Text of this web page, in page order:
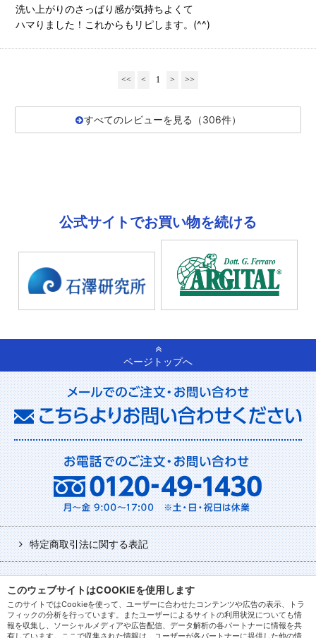
このウェブサイトはCOOKIEを使用します
このサイトではCookieを使って、ユーザーに合わせたコンテンツや広告の表示、トラ
フィックの分析を行っています。またユーザーによるサイトの利用状況についても情
報を収集し、ソーシャルメディアや広告配信、データ解析の各パートナーに情報を共
有しています。ここで収集された情報は、ユーザーが各パートナーに提供した他の情
洗い上がりのさっぱり感が気持ちよくて
ハマりました！これからもリピします。(^^)
<< < 1 > >>
すべてのレビューを見る（306件）
公式サイトでお買い物を続ける
ページトップへ
特定商取引法に関する表記
会社について
利用規約